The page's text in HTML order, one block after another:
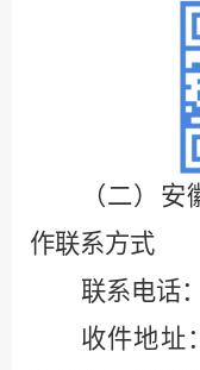
（二）
作联系方式
联系电话：
收件地址